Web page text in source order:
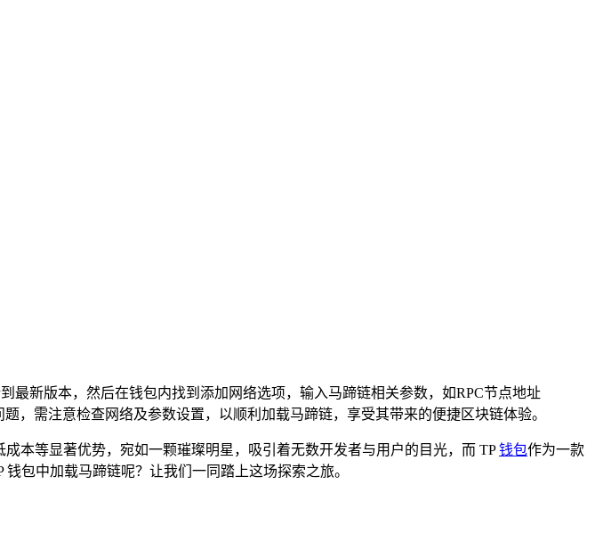
最新版本，然后在钱包内找到添加网络选项，输入马蹄链相关参数，如RPC节点地址
，需注意检查网络及参数设置，以顺利加载马蹄链，享受其带来的便捷区块链体验。
本等显著优势，宛如一颗璀璨明星，吸引着无数开发者与用户的目光，而 TP钱包作为一款
包中加载马蹄链呢？让我们一同踏上这场探索之旅。